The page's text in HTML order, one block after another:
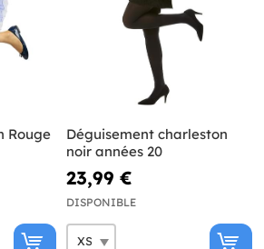
Rouge
Déguisement charleston
noir années 20
23,99 €
DISPONIBLE